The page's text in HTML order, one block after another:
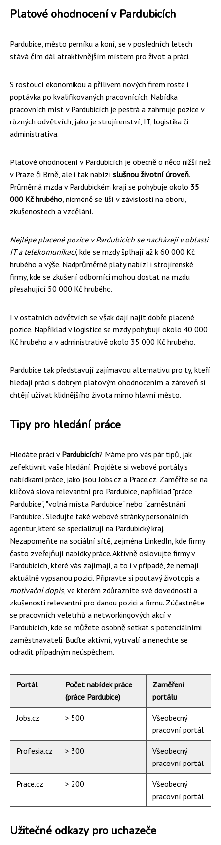
Platové ohodnocení v Pardubicích
Pardubice, město perníku a koní, se v posledních letech
stává čím dál atraktivnějším místem pro život a práci.
S rostoucí ekonomikou a přílivem nových firem roste i
poptávka po kvalifikovaných pracovnících. Nabídka
pracovních míst v Pardubicích je pestrá a zahrnuje pozice v
různých odvětvích, jako je strojírenství, IT, logistika či
administrativa.
Platové ohodnocení v Pardubicích je obecně o něco nižší než
v Praze či Brně, ale i tak nabízí slušnou životní úroveň.
Průměrná mzda v Pardubickém kraji se pohybuje okolo 35
000 Kč hrubého , nicméně se liší v závislosti na oboru,
zkušenostech a vzdělání.
Nejlépe placené pozice v Pardubicích se nacházejí v oblasti
IT a telekomunikací, kde se mzdy šplhají až k 60 000 Kč
hrubého a výše. Nadprůměrné platy nabízí i strojírenské
firmy, kde se zkušení odborníci mohou dostat na mzdu
přesahující 50 000 Kč hrubého.
I v ostatních odvětvích se však dají najít dobře placené
pozice. Například v logistice se mzdy pohybují okolo 40 000
Kč hrubého a v administrativě okolo 35 000 Kč hrubého.
Pardubice tak představují zajímavou alternativu pro ty, kteří
hledají práci s dobrým platovým ohodnocením a zároveň si
chtějí užívat klidnějšího života mimo hlavní město.
Tipy pro hledání práce
Hledáte práci v Pardubicích? Máme pro vás pár tipů, jak
zefektivnit vaše hledání. Projděte si webové portály s
nabídkami práce, jako jsou Jobs.cz a Prace.cz. Zaměřte se na
klíčová slova relevantní pro Pardubice, například "práce
Pardubice", "volná místa Pardubice" nebo "zaměstnání
Pardubice". Sledujte také webové stránky personálních
agentur, které se specializují na Pardubický kraj.
Nezapomeňte na sociální sítě, zejména LinkedIn, kde firmy
často zveřejňují nabídky práce. Aktivně oslovujte firmy v
Pardubicích, které vás zajímají, a to i v případě, že nemají
aktuálně vypsanou pozici. Připravte si poutavý životopis a
motivační dopis, ve kterém zdůrazníte své dovednosti a
zkušenosti relevantní pro danou pozici a firmu. Zúčastněte
se pracovních veletrhů a networkingových akcí v
Pardubicích, kde se můžete osobně setkat s potenciálními
zaměstnavateli. Buďte aktivní, vytrvalí a nenechte se
odradit případným neúspěchem.
Portál
Počet nabídek práce
(práce Pardubice)
Zaměření
portálu
Jobs.cz > 500
Všeobecný
pracovní portál
Profesia.cz > 300
Všeobecný
pracovní portál
Prace.cz > 200
Všeobecný
pracovní portál
Užitečné odkazy pro uchazeče